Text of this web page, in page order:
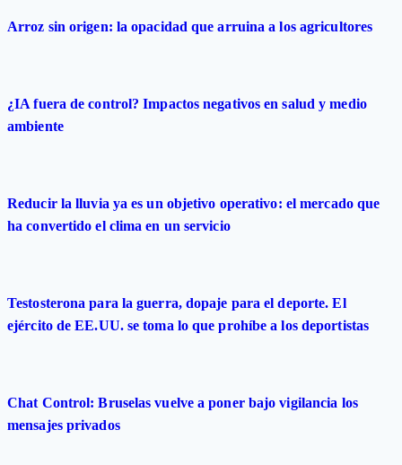
Arroz sin origen: la opacidad que arruina a los agricultores
¿IA fuera de control? Impactos negativos en salud y medio
ambiente
Reducir la lluvia ya es un objetivo operativo: el mercado que
ha convertido el clima en un servicio
Testosterona para la guerra, dopaje para el deporte. El
ejército de EE.UU. se toma lo que prohíbe a los deportistas
Chat Control: Bruselas vuelve a poner bajo vigilancia los
mensajes privados